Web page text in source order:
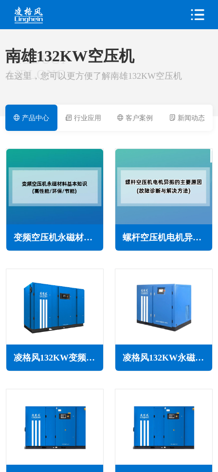
PRODUCT
AIRLONG
南雄132KW空压机
在这里，您可以更方便了解南雄132KW空压机
产品中心 行业应用 客户案例 新闻动态
变频空压机永磁材料基本知识(高性能/环保/节能) 螺杆空压机电机异振的主要原因(故障诊断与解决方法)
凌格风132KW变频空压机LSV系列 凌格风132KW永磁变频无油水润滑空压机LSW PM系列